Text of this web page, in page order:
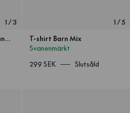
1/3
T-shirt Barn Käringön Rand Offwhite
1/5
T-shirt Barn Mix
Svanenmärkt
299 SEK
Slutsåld